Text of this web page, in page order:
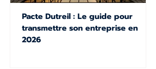
Pacte Dutreil : Le guide pour
transmettre son entreprise en
2026